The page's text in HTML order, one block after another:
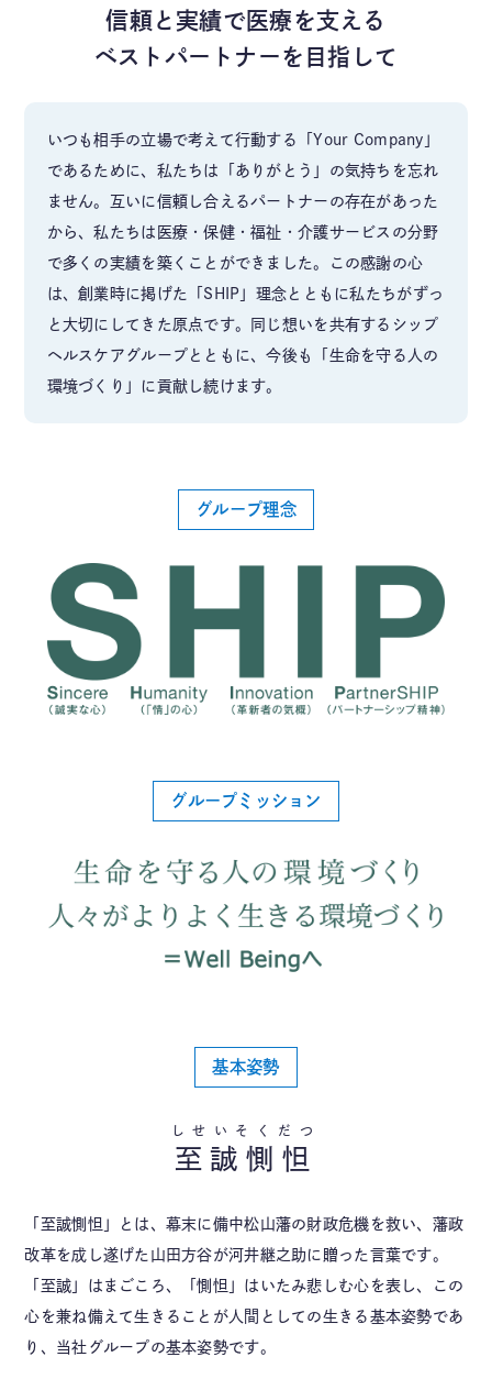
信頼と実績で医療を支える
ベストパートナーを目指して
いつも相手の立場で考えて行動する「Your Company」
であるために、私たちは「ありがとう」の気持ちを忘れ
ません。互いに信頼し合えるパートナーの存在があった
から、私たちは医療・保健・福祉・介護サービスの分野
で多くの実績を築くことができました。この感謝の心
は、創業時に掲げた「SHIP」理念とともに私たちがずっ
と大切にしてきた原点です。同じ想いを共有するシップ
ヘルスケアグループとともに、今後も「生命を守る人の
環境づくり」に貢献し続けます。
グループ理念
グループミッション
基本姿勢
至誠惻怛
「至誠惻怛」とは、幕末に備中松山藩の財政危機を救い、藩政
改革を成し遂げた山田方谷が河井継之助に贈った言葉です。
「至誠」はまごころ、「惻怛」はいたみ悲しむ心を表し、この
心を兼ね備えて生きることが人間としての生きる基本姿勢であ
り、当社グループの基本姿勢です。